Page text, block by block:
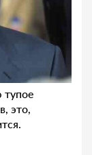
тупое
это,